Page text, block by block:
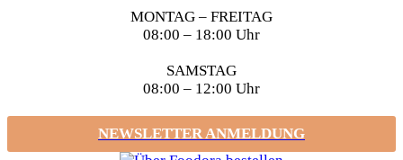
MONTAG – FREITAG
08:00 – 18:00 Uhr
SAMSTAG
08:00 – 12:00 Uhr
NEWSLETTER ANMELDUNG